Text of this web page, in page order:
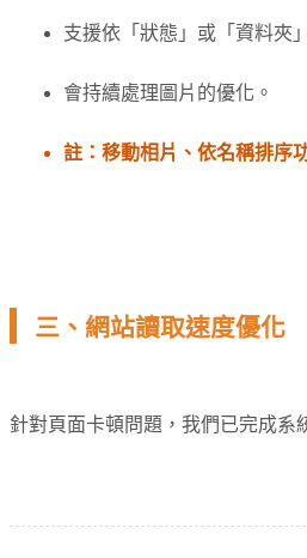
支援依「狀態」或「資料夾
會持續處理圖片的優化。
註：移動相片、依名稱排序
三、網站讀取速度優化
針對頁面卡頓問題，我們已完成系